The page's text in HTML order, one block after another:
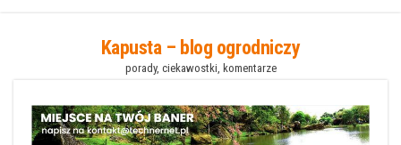
Kapusta – blog ogrodniczy
porady, ciekawostki, komentarze